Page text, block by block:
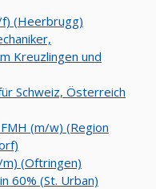
(Heerbrugg)
Kreuzlingen und
Schweiz, Österreich
(m/w) (Region
(Oftringen)
60% (St. Urban)